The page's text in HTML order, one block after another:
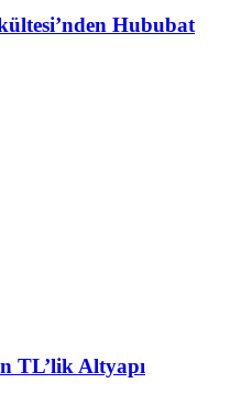
Hububat
TL’lik Altyapı